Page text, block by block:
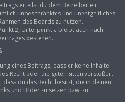
erteilst du dem Betreiber ein
unbeschränktes und unentgeltliches
des Boards zu nutzen.
2, Unterpunkt a bleibt auch nach
bestehen.
eines Beitrags, dass er keine Inhalte
Recht oder die guten Sitten verstoßen.
du das Recht besitzt, die in deinen
und Bilder zu setzen bzw. zu